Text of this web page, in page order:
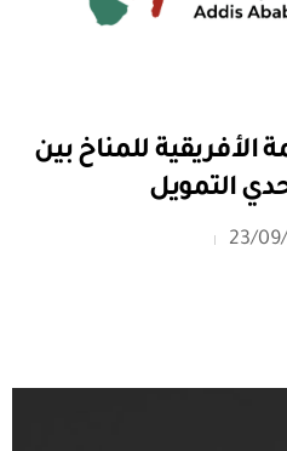
الأفريقية للمناخ بين
التمويل
23/